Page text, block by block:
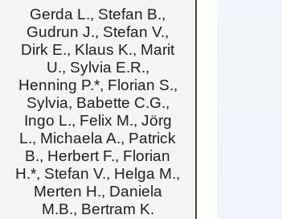
Gerda L., Stefan B.,
Gudrun J., Stefan V.,
Dirk E., Klaus K., Marit
U., Sylvia E.R.,
Henning P.*, Florian S.,
Sylvia, Babette C.G.,
Ingo L., Felix M., Jörg
L., Michaela A., Patrick
B., Herbert F., Florian
H.*, Stefan V., Helga M.,
Merten H., Daniela
M.B., Bertram K.